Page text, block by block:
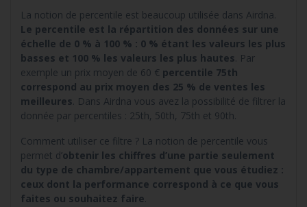
La notion de percentile est beaucoup utilisée dans Airdna.
Le percentile est la répartition des données sur une
échelle de 0 % à 100 % : 0 % étant les valeurs les plus
basses et 100 % les valeurs les plus hautes. Par
exemple un prix moyen de 60 € percentile 75th
correspond au prix moyen des 25 % de ventes les
meilleures. Dans Airdna vous avez la possibilité de filtrer la
donnée par percentiles : 25th, 50th, 75th et 90th.
Comment utiliser ce filtre ? La notion de percentile vous
permet d’obtenir les chiffres d’une partie seulement
du type de chambre/appartement que vous étudiez :
ceux dont la performance correspond à ce que vous
faites ou souhaitez faire.